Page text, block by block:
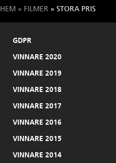
Du är här
HEM » FILMER » STORA PRIS
GDPR
VINNARE 2020
VINNARE 2019
VINNARE 2018
VINNARE 2017
VINNARE 2016
VINNARE 2015
VINNARE 2014